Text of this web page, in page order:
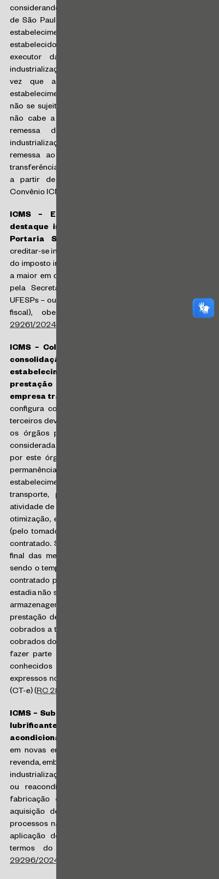
considerando que não há prejuízo ao erário, o Estado
de São Paulo vinha adotando a interpretação de que
estabelecimentos pertencentes ao mesmo titular,
estabelecidos neste Estado, podiam agir como autor e
executor da encomenda, sob a sistemática da
industrialização por conta de terceiros. No entanto, uma
vez que a transferência de mercadorias entre
estabelecimentos do mesmo titular, desde 1º/1/2024,
não se sujeita ao ICMS, razão pela qual, desde então,
não cabe a aplicação tais procedimentos. Assim, a
remessa de matéria-prima pela matriz, para
industrialização em estabelecimento filial, com posterior
remessa ao adquirente, devem ser tratadas como
transferências entre filiais, seguida de venda, devendo,
a partir de 2024, ser observado o disposto no
Convênio ICMS 178/2023 (
ICMS – Emissão de documento fiscal com
destaque indevido – Restituição do imposto –
Portaria SRE 84/2022:
creditar-se independentemente de autorização do valor
do imposto indevidamente pago em razão de destaque
a maior em documento fiscal, até o limite estabelecido
pela Secretaria da Fazenda e Planejamento (1.000
UFESPs – ou R$ 35.360,00 em 2024 – por documento
fiscal), obedecidas as disposições legais (
RC
29261/2024
ICMS – Coleta e estadia de mercadorias para
consolidação e otimização da carga em
estabelecimento terceiro, não vinculado à
prestação de transporte, contratado pela
empresa transportadora:
configura como armazém geral e como depósito de
terceiros deve ajustar seus registros cadastrais perante
os órgãos públicos, sob pena de sua atuação ser
considerada irregular. Isto posto, a estadia é entendida
por este órgão consultivo como uma “passagem” ou
permanência da carga por certo tempo em
estabelecimento vinculado à prestação de serviço de
transporte, por questões operacionais da própria
atividade de transporte (separação, acondicionamento,
otimização, etc.), ou para aguardar o prazo solicitado
(pelo tomador) para entrega da carga no destino final
contratado. Sendo previamente definido o destinatário
final das mercadorias (distinto da transportadora) e,
sendo o tempo de estadia no estabelecimento terceiro
contratado pela transportadora razoavelmente curto, a
estadia não se reveste nas características de depósito e
armazenagem, sendo apenas etapa vinculada à
prestação de serviço de transporte. Eventuais valores
cobrados a título de estadia, bem como outros valores
cobrados do tomador do serviço de transporte, devem
fazer parte da base de cálculo do ICMS e, quando
conhecidos de antemão pelo transportador, constar
expressos no Conhecimento de Transporte Eletrônico
(CT-e) (RC 28971/2023
ICMS – Substituição tributária – Operações com
lubrificantes – Revenda de mercadoria após novo
acondicionamento:
em novas embalagens, rotuladas com a marca para
revenda, embora possa ser considerado modalidade de
industrialização (beneficiamento e acondicionamento
ou reacondicionamento), não se caracteriza como
fabricação de nova mercadoria. As operações de
aquisição de mercadorias que passarão por esses
processos não estão sujeitas à regra de dispensa da
aplicação do regime de substituição tributária nos
termos do art. 264, I, do RICMS/2000 (
29296/2024